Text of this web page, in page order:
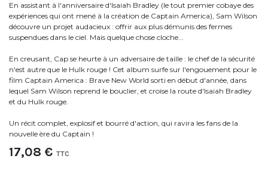
En assistant à l'anniversaire d'Isaiah Bradley (le tout premier cobaye des
expériences qui ont mené à la création de Captain America), Sam Wilson
découvre un projet audacieux : offrir aux plus démunis des fermes
suspendues dans le ciel. Mais quelque chose cloche...
En creusant, Cap se heurte à un adversaire de taille : le chef de la sécurité
n'est autre que le Hulk rouge ! Cet album surfe sur l'engouement pour le
film Captain America : Brave New World sorti en début d'année, dans
lequel Sam Wilson reprend le bouclier, et croise la route d'Isaiah Bradley
et du Hulk rouge.
Un récit complet, explosif et bourré d'action, qui ravira les fans de la
nouvelle ère du Captain !
17,08 € TTC